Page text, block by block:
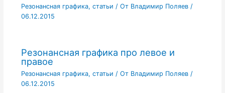
Резонансная графика, статьи / От Владимир Поляев /
06.12.2015
Резонансная графика про левое и
правое
Резонансная графика, статьи / От Владимир Поляев /
06.12.2015